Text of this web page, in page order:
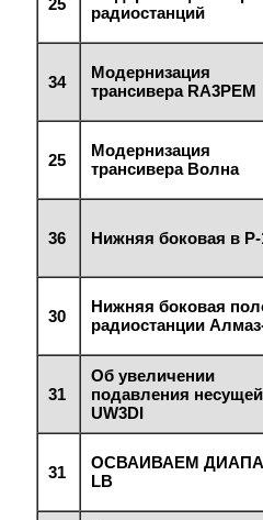
радиостанций
34
Модернизация
трансивера RA3PEM
25
Модернизация
трансивера Волна
36 Нижняя боковая в Р-
30
Нижняя боковая
радиостанции
31
Об увеличении
подавления
UW3DI
31
ОСВАИВАЕМ
LB